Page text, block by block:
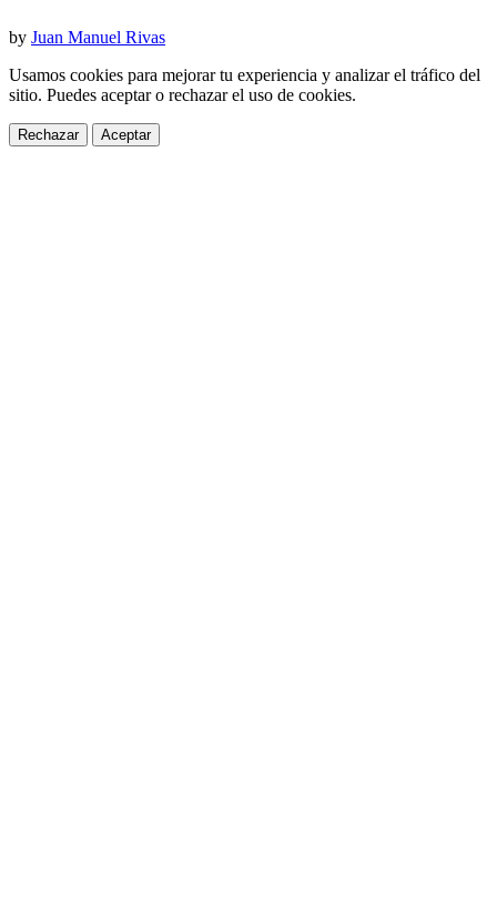
by Juan Manuel Rivas
Usamos cookies para mejorar tu experiencia y analizar el tráfico del
sitio. Puedes aceptar o rechazar el uso de cookies.
Rechazar Aceptar